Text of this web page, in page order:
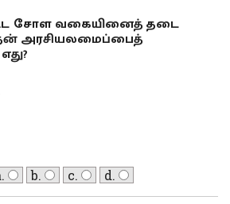
சோள வகையினைத் தடை
அரசியலமைப்பைத்
b. c. d.